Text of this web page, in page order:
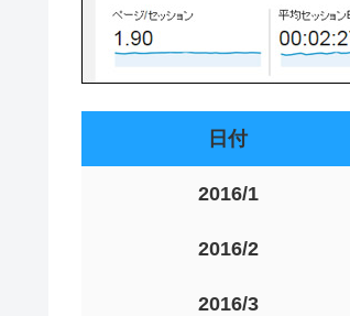
日付
2016/1
2016/2
2016/3